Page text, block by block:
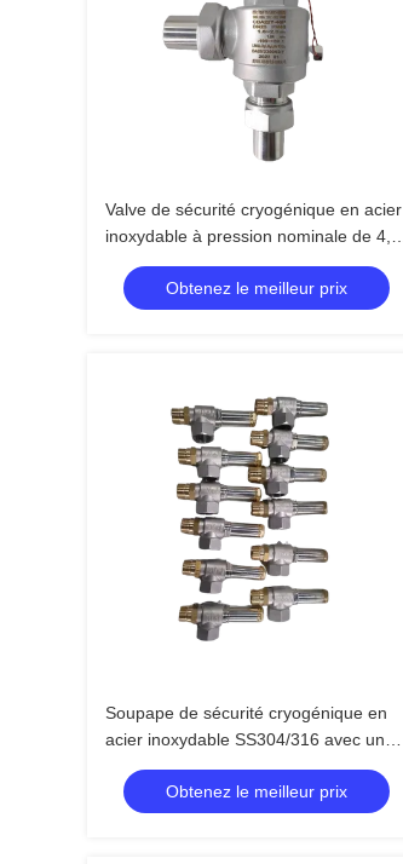
Valve de sécurité cryogénique en acier
inoxydable à pression nominale de 4,0
MPa pour des applications allant de
-196°C à +120°C
Obtenez le meilleur prix
Soupape de sécurité cryogénique en
acier inoxydable SS304/316 avec une
pression maximale de 4,0 MPa pour
une plage de température de -196 °C à
+120 °C
Obtenez le meilleur prix